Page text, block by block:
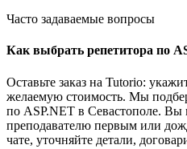
Часто задаваемые вопросы
Как выбрать репетитора по
Оставьте заказ на Tutorio:
желаемую стоимость. Мы
по ASP.NET в Севастополе. Вы
преподавателю первым или
чате, уточняйте детали,